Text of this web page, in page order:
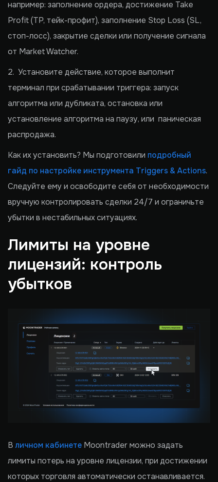
например: заполнение ордера, достижение Take
Profit (TP, тейк-профит), заполнение Stop Loss (SL,
стоп-лосс), закрытие сделки или получение сигнала
от Market Watcher.
2. Установите действие, которое выполнит
терминал при срабатывании триггера: запуск
алгоритма или дубликата, остановка или
установление алгоритма на паузу, или паническая
распродажа.
Как их установить? Мы подготовили подробный
гайд по настройке инструмента Triggers & Actions.
Следуйте ему и освободите себя от необходимости
вручную контролировать сделки 24/7 и ограничьте
убытки в нестабильных ситуациях.
Лимиты на уровне
лицензий: контроль
убытков
В личном кабинете Moontrader можно задать
лимиты потерь на уровне лицензии, при достижении
которых торговля автоматически останавливается.